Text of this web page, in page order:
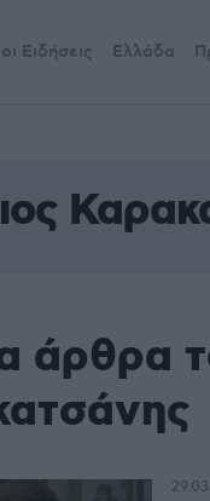
Ειδήσεις Ελλάδα
άρθρα